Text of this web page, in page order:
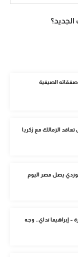
صفقاته الصيفية
الزمالك مع زكريا
يصل مصر اليوم
– إبراهيما نداي.. وجه